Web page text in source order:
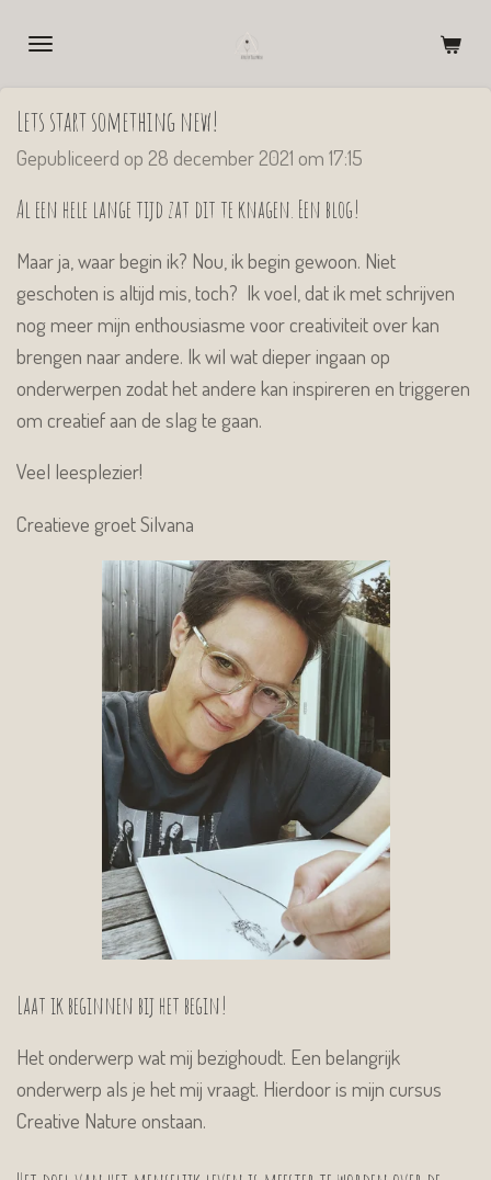
direct
de
hoofdinhoud
Lets start something new!
Gepubliceerd op 28 december 2021 om 17:15
Al een hele lange tijd zat dit te knagen. Een blog!
Maar ja, waar begin ik? Nou, ik begin gewoon. Niet
geschoten is altijd mis, toch? Ik voel, dat ik met schrijven
nog meer mijn enthousiasme voor creativiteit over kan
brengen naar andere. Ik wil wat dieper ingaan op
onderwerpen zodat het andere kan inspireren en triggeren
om creatief aan de slag te gaan.
Veel leesplezier!
Creatieve groet Silvana
Laat ik beginnen bij het begin!
Het onderwerp wat mij bezighoudt. Een belangrijk
onderwerp als je het mij vraagt. Hierdoor is mijn cursus
Creative Nature onstaan.